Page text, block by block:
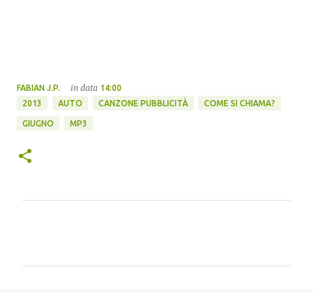
FABIAN J.P. in data 14:00
2013
AUTO CANZONE PUBBLICITÀ COME SI CHIAMA?
GIUGNO MP3